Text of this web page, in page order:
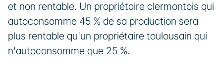
et non rentable. Un propriétaire clermontois qui
autoconsomme 45 % de sa production sera
plus rentable qu'un propriétaire toulousain qui
n'autoconsomme que 25 %.